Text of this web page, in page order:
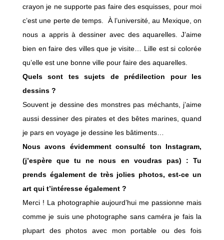
crayon je ne supporte pas faire des esquisses, pour moi
c’est une perte de temps. À l’université, au Mexique, on
nous a appris à dessiner avec des aquarelles. J’aime
bien en faire des villes que je visite… Lille est si colorée
qu’elle est une bonne ville pour faire des aquarelles.
Quels sont tes sujets de prédilection pour les
dessins ?
Souvent je dessine des monstres pas méchants, j’aime
aussi dessiner des pirates et des bêtes marines, quand
je pars en voyage je dessine les bâtiments…
Nous avons évidemment consulté ton Instagram,
(j’espère que tu ne nous en voudras pas) : Tu
prends également de très jolies photos, est-ce un
art qui t’intéresse également ?
Merci ! La photographie aujourd’hui me passionne mais
comme je suis une photographe sans caméra je fais la
plupart des photos avec mon portable ou des fois